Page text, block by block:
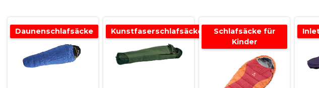
Daunenschlafsäcke Kunstfaserschlafsäcke
Schlafsäcke für
Kinder